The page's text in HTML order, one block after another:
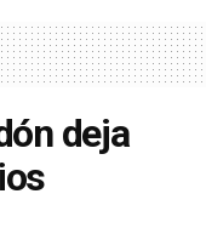
deja